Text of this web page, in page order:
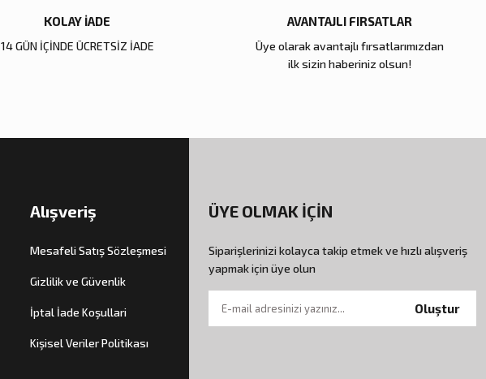
KOLAY İADE
14 GÜN İÇİNDE ÜCRETSİZ İADE
AVANTAJLI FIRSATLAR
Üye olarak avantajlı fırsatlarımızdan
ilk sizin haberiniz olsun!
Alışveriş
Mesafeli Satış Sözleşmesi
Gizlilik ve Güvenlik
İptal İade Koşullari
Kişisel Veriler Politikası
ÜYE OLMAK İÇİN
Siparişlerinizi kolayca takip etmek ve hızlı alışveriş
yapmak için üye olun
Oluştur